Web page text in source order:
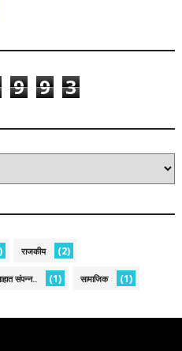
9 9 3
राजकीय (2)
संपन्न.. (1) सामाजिक (1)